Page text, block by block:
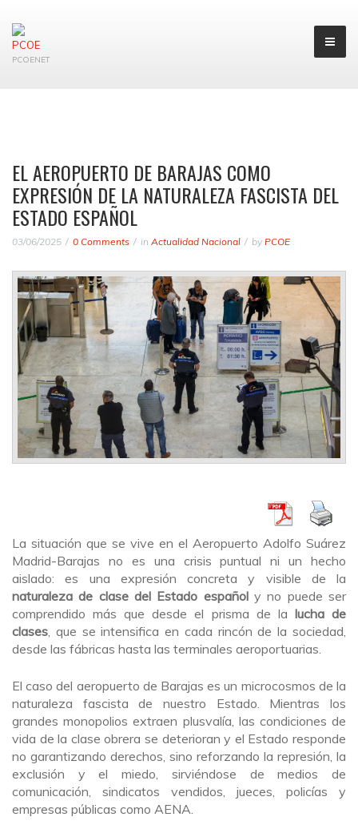
PCOENET
EL AEROPUERTO DE BARAJAS COMO
EXPRESIÓN DE LA NATURALEZA FASCISTA DEL
ESTADO ESPAÑOL
03/06/2025 0 Comments in Actualidad Nacional by PCOE
La situación que se vive en el Aeropuerto Adolfo Suárez
Madrid-Barajas no es una crisis puntual ni un hecho
aislado: es una expresión concreta y visible de la
naturaleza de clase del Estado españoly no puede ser
comprendido más que desde el prisma de la lucha de
clases, que se intensifica en cada rincón de la sociedad,
desde las fábricas hasta las terminales aeroportuarias.
El caso del aeropuerto de Barajas es un microcosmos de la
naturaleza fascista de nuestro Estado. Mientras los
grandes monopolios extraen plusvalía, las condiciones de
vida de la clase obrera se deterioran y el Estado responde
no garantizando derechos, sino reforzando la represión, la
exclusión y el miedo, sirviéndose de medios de
comunicación, sindicatos vendidos, jueces, policías y
empresas públicas como AENA.